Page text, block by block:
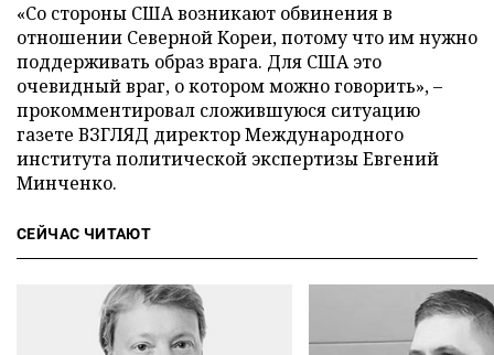
«Со стороны США возникают обвинения в
отношении Северной Кореи, потому что им нужно
поддерживать образ врага. Для США это
очевидный враг, о котором можно говорить», –
прокомментировал сложившуюся ситуацию
газете ВЗГЛЯД директор Международного
института политической экспертизы Евгений
Минченко.
СЕЙЧАС ЧИТАЮТ